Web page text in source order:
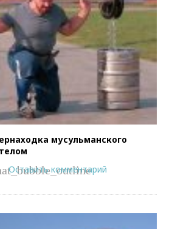
мусульманского
Оставить комментарий